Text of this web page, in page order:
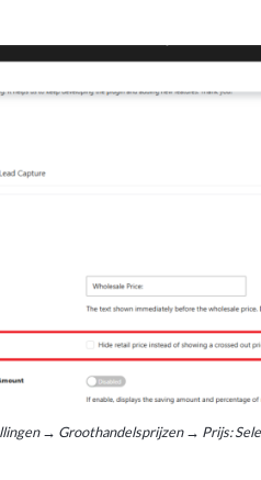
→ Groothandelsprijzen → Prijs: